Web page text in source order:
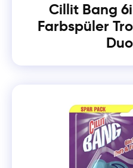
Cillit Bang
Farbspüler